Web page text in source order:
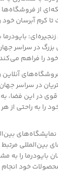
از فروشگاه‌ها
کرم آبرسان خود
بایودرما
بزرگ در سراسر
را فراهم
آنلاین
در سراسر
قوی در این فضا،
را به راحتی از
بین‌المللی
بایودرما را
محصولات خود